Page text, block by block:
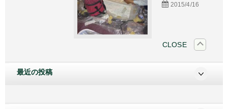
2015/4/16
CLOSE
最近の投稿